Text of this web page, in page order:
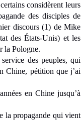
considèrent leurs
des disciples de
discours (1) de Mike
des États-Unis) et les
la Pologne.
des peuples, qui
Chine, pétition que j’ai
en Chine jusqu’à
la propagande qui vient